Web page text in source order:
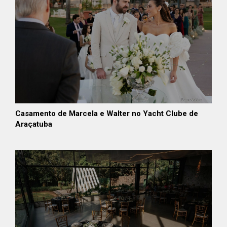
Casamento de Marcela e Walter no Yacht Clube de
Araçatuba